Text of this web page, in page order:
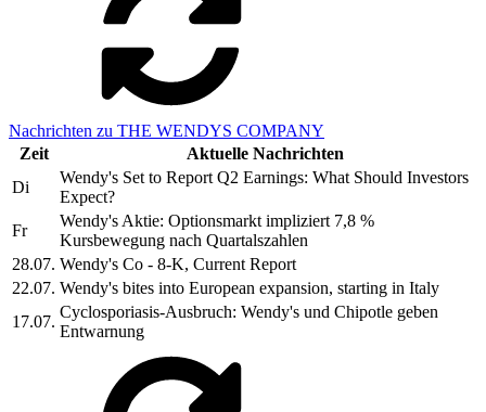
Nachrichten zu THE WENDYS COMPANY
Zeit
Aktuelle Nachrichten
Di
Wendy's Set to Report Q2 Earnings: What Should Investors
Expect?
Fr
Wendy's Aktie: Optionsmarkt impliziert 7,8 %
Kursbewegung nach Quartalszahlen
28.07. Wendy's Co - 8-K, Current Report
22.07. Wendy's bites into European expansion, starting in Italy
17.07.
Cyclosporiasis-Ausbruch: Wendy's und Chipotle geben
Entwarnung